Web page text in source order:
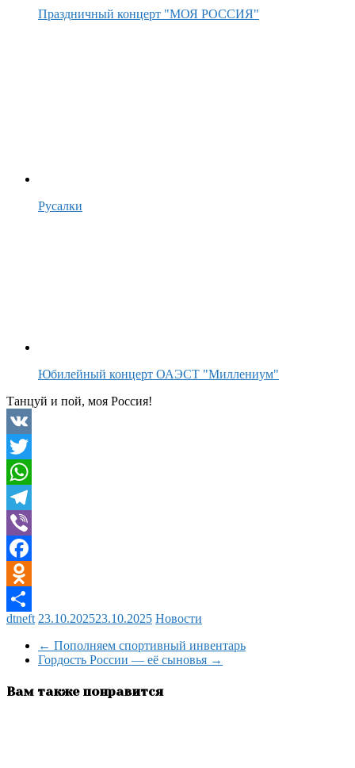
Праздничный концерт "МОЯ РОССИЯ"
Русалки
Юбилейный концерт ОАЭСТ "Миллениум"
Танцуй и пой, моя Россия!
VK
Twitter
WhatsApp
Telegram
Viber
Facebook
Odnoklassniki
Отправить
dtneft 23.10.202523.10.2025 Новости
← Пополняем спортивный инвентарь
Гордость России — её сыновья →
Вам также понравится